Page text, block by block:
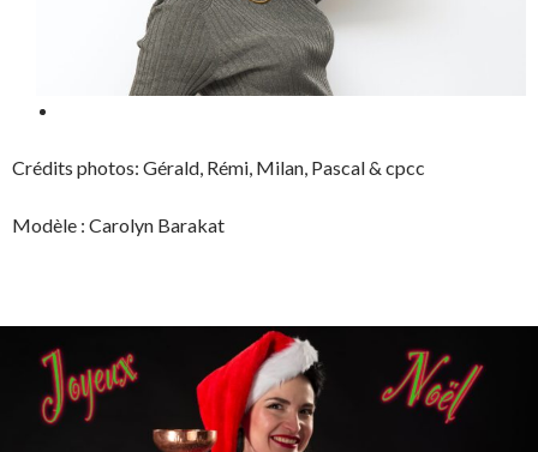
Crédits photos: Gérald, Rémi, Milan, Pascal & cpcc
Modèle : Carolyn Barakat